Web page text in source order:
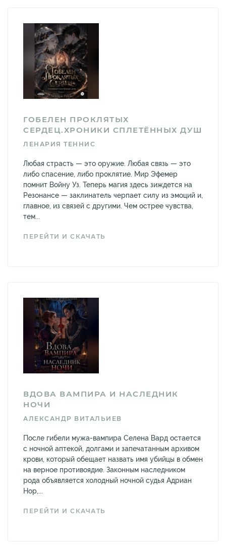
ГОБЕЛЕН ПРОКЛЯТЫХ
СЕРДЕЦ.ХРОНИКИ СПЛЕТЁННЫХ ДУШ
ЛЕНАРИЯ ТЕННИС
Любая страсть — это оружие. Любая связь — это
либо спасение, либо проклятие. Мир Эфемер
помнит Войну Уз. Теперь магия здесь зиждется на
Резонансе — заклинатель черпает силу из эмоций и,
главное, из связей с другими. Чем острее чувства,
тем...
ПЕРЕЙТИ И СКАЧАТЬ
ВДОВА ВАМПИРА И НАСЛЕДНИК
НОЧИ
АЛЕКСАНДР ВИТАЛЬИЕВ
После гибели мужа-вампира Селена Вард остается
с ночной аптекой, долгами и запечатанным архивом
крови, который обещает назвать имя убийцы в обмен
на верное противоядие. Законным наследником
рода объявляется холодный ночной судья Адриан
Нор,...
ПЕРЕЙТИ И СКАЧАТЬ